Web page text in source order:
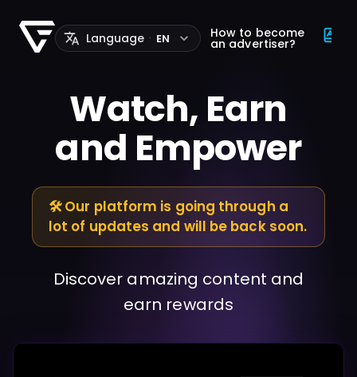
Language · EN How to become
an advertiser?
Watch, Earn
and Empower
🛠️ Our platform is going through a
lot of updates and will be back soon.
Discover amazing content and
earn rewards